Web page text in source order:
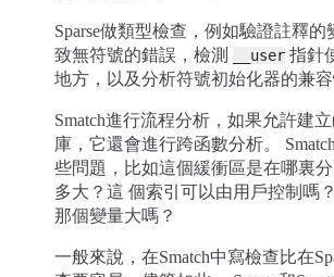
Sparse做類型檢查，例如驗證註釋的
致無符號的錯誤，檢測
__user 指針
地方，以及分析符號初始化器的兼容
Smatch進行流程分析，如果允許建
庫，它還會進行跨函數分析。
些問題，比如這個緩衝區是在哪裏
多大？這 個索引可以由用戶控制嗎
那個變量大嗎？
一般來說，在Smatch中寫檢查比在